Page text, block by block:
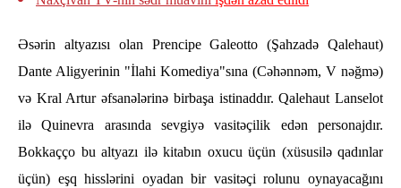
Əsərin altyazısı olan Prencipe Galeotto (Şahzadə Qalehaut)
Dante Aligyerinin "İlahi Komediya"sına (Cəhənnəm, V nəğmə)
və Kral Artur əfsanələrinə birbaşa istinaddır. Qalehaut Lanselot
ilə Quinevra arasında sevgiyə vasitəçilik edən personajdır.
Bokkaçço bu altyazı ilə kitabın oxucu üçün (xüsusilə qadınlar
üçün) eşq hisslərini oyadan bir vasitəçi rolunu oynayacağını